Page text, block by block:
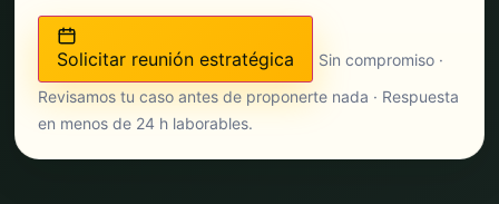
Solicitar reunión estratégica
Sin compromiso ·
Revisamos tu caso antes de proponerte nada · Respuesta
en menos de 24 h laborables.